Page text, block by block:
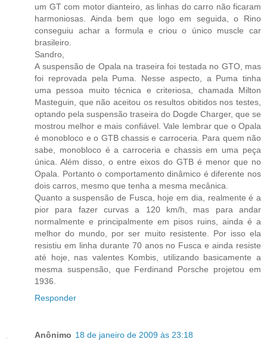
um GT com motor dianteiro, as linhas do carro não ficaram
harmoniosas. Ainda bem que logo em seguida, o Rino
conseguiu achar a formula e criou o único muscle car
brasileiro.
Sandro,
A suspensão de Opala na traseira foi testada no GTO, mas
foi reprovada pela Puma. Nesse aspecto, a Puma tinha
uma pessoa muito técnica e criteriosa, chamada Milton
Masteguin, que não aceitou os resultos obitidos nos testes,
optando pela suspensão traseira do Dogde Charger, que se
mostrou melhor e mais confiável. Vale lembrar que o Opala
é monobloco e o GTB chassis e carroceria. Para quem não
sabe, monobloco é a carroceria e chassis em uma peça
única. Além disso, o entre eixos do GTB é menor que no
Opala. Portanto o comportamento dinâmico é diferente nos
dois carros, mesmo que tenha a mesma mecânica.
Quanto a suspensão de Fusca, hoje em dia, realmente é a
pior para fazer curvas a 120 km/h, mas para andar
normalmente e principalmente em pisos ruins, ainda é a
melhor do mundo, por ser muito resistente. Por isso ela
resistiu em linha durante 70 anos no Fusca e ainda resiste
até hoje, nas valentes Kombis, utilizando basicamente a
mesma suspensão, que Ferdinand Porsche projetou em
1936.
Responder
Anônimo 18 de janeiro de 2009 às 23:18